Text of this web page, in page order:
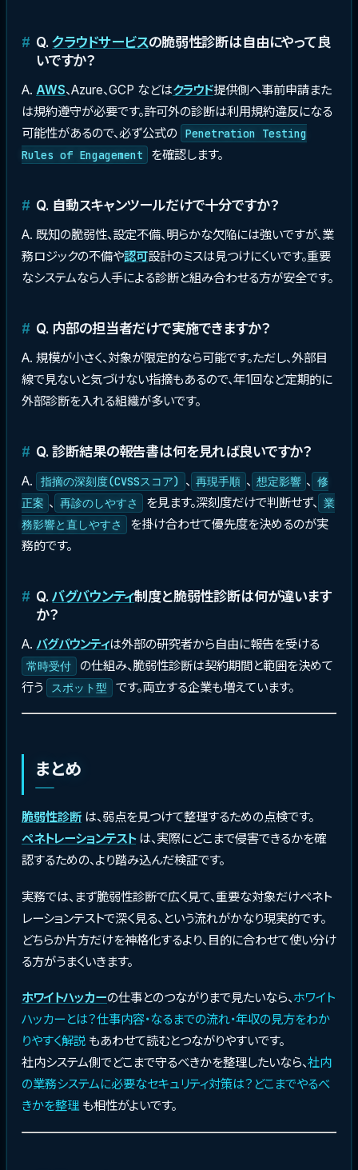
Q.クラウドサービスの脆弱性診断は自由にやって良
いですか？
A. AWS、Azure、GCP などはクラウド提供側へ事前申請また
は規約遵守が必要です。許可外の診断は利用規約違反になる
可能性があるので、必ず公式の Penetration Testing
Rules of Engagement
を確認します。
Q. 自動スキャンツールだけで十分ですか？
A. 既知の脆弱性、設定不備、明らかな欠陥には強いですが、業
務ロジックの不備や認可設計のミスは見つけにくいです。重要
なシステムなら人手による診断と組み合わせる方が安全です。
Q. 内部の担当者だけで実施できますか？
A. 規模が小さく、対象が限定的なら可能です。ただし、外部目
線で見ないと気づけない指摘もあるので、年1回など定期的に
外部診断を入れる組織が多いです。
Q. 診断結果の報告書は何を見れば良いですか？
A. 指摘の深刻度(CVSSスコア) 、 再現手順 、 想定影響 、 修
正案 、 再診のしやすさ を見ます。深刻度だけで判断せず、 業
務影響と直しやすさ
を掛け合わせて優先度を決めるのが実
務的です。
Q.バグバウンティ制度と脆弱性診断は何が違います
か？
A. バグバウンティは外部の研究者から自由に報告を受ける
常時受付
の仕組み、脆弱性診断は契約期間と範囲を決めて
行う
スポット型 です。両立する企業も増えています。
まとめ
脆弱性診断 は、弱点を見つけて整理するための点検です。
ペネトレーションテストは、実際にどこまで侵害できるかを確
認するための、より踏み込んだ検証です。
実務では、まず脆弱性診断で広く見て、重要な対象だけペネト
レーションテストで深く見る、という流れがかなり現実的です。
どちらか片方だけを神格化するより、目的に合わせて使い分け
る方がうまくいきます。
ホワイトハッカーの仕事とのつながりまで見たいなら、ホワイト
ハッカーとは？仕事内容・なるまでの流れ・年収の見方をわか
りやすく解説 もあわせて読むとつながりやすいです。
社内システム側でどこまで守るべきかを整理したいなら、社内
の業務システムに必要なセキュリティ対策は？どこまでやるべ
きかを整理 も相性がよいです。